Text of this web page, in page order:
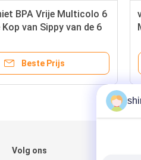
BPA Vrije Multicolo 6
van Sippy van de 6
Beste Prijs
Volg ons